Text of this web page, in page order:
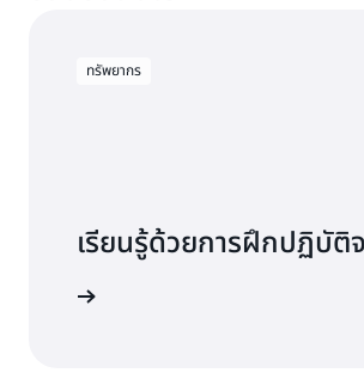
ทรัพยากร
เรียนรู้ด้วยการฝึกปฏิบัติ